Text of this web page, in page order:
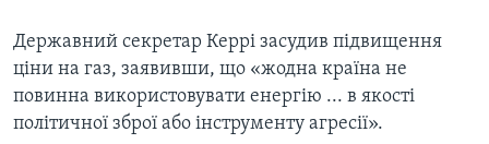
Державний секретар Керрі засудив підвищення
ціни на газ, заявивши, що «жодна країна не
повинна використовувати енергію ... в якості
політичної зброї або інструменту агресії».